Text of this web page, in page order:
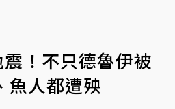
！不只德魯伊被
魚人都遭殃